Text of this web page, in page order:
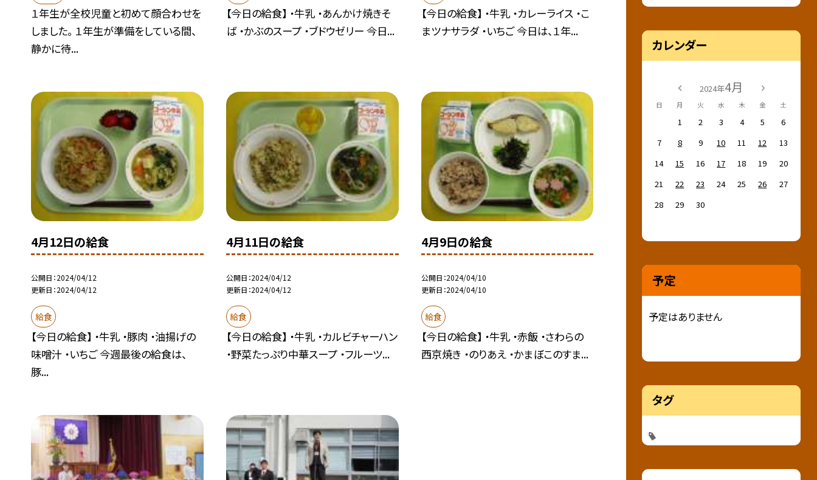
１年生が全校児童と初めて顔合わせを
しました。 １年生が準備をしている間、
静かに待...
【今日の給食】 ・牛乳 ・あんかけ焼きそ
ば ・かぶのスープ ・ブドウゼリー 今日...
【今日の給食】 ・牛乳 ・カレーライス ・こ
まツナサラダ ・いちご 今日は、１年...
4月12日の給食
公開日 2024/04/12
更新日 2024/04/12
給食
【今日の給食】 ・牛乳 ・豚肉 ・油揚げの
味噌汁 ・いちご 今週最後の給食は、
豚...
4月11日の給食
公開日 2024/04/12
更新日 2024/04/12
給食
【今日の給食】 ・牛乳 ・カルビチャーハン
・野菜たっぷり中華スープ ・フルーツ...
4月9日の給食
公開日 2024/04/10
更新日 2024/04/10
給食
【今日の給食】 ・牛乳 ・赤飯 ・さわらの
西京焼き ・のりあえ ・かまぼこのすま...
カレンダー
2024年4月
日 月 火 水 木 金 土
1 2 3 4 5
6
7
8 9 10 11 12
13
14
15 16 17 18 19
20
21
22 23 24 25 26
27
28
29 30
予定
予定はありません
タグ